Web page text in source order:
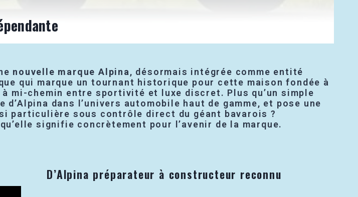
nouvelle marque Alpina, désormais intégrée comme entité
qui marque un tournant historique pour cette maison fondée à
mi-chemin entre sportivité et luxe discret. Plus qu’un simple
dans l’univers automobile haut de gamme, et pose une
particulière sous contrôle direct du géant bavarois ?
signifie concrètement pour l’avenir de la marque.
D’Alpina préparateur à constructeur reconnu